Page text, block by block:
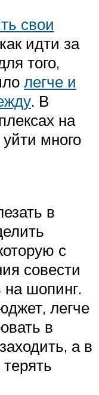
свои
идти за
того,
легче и
. В
на
много
в
с
совести
на шопинг.
легче
в
а в